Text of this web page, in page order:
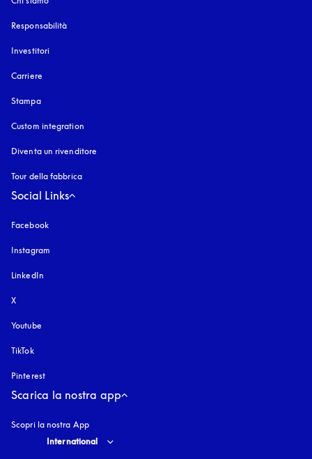
Responsabilità
Investitori
Carriere
Stampa
Custom integration
Diventa un rivenditore
Tour della fabbrica
Social Links
Facebook
Instagram
LinkedIn
X
Youtube
TikTok
Pinterest
Scarica la nostra app
Scopri la nostra App
Select country and language
International